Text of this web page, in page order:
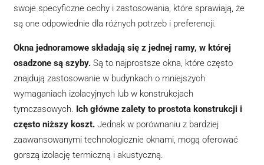
swoje specyficzne cechy i zastosowania, które sprawiają, że
są one odpowiednie dla różnych potrzeb i preferencji.
Okna jednoramowe składają się z jednej ramy, w której
osadzone są szyby. Są to najprostsze okna, które często
znajdują zastosowanie w budynkach o mniejszych
wymaganiach izolacyjnych lub w konstrukcjach
tymczasowych. Ich główne zalety to prostota konstrukcji i
często niższy koszt. Jednak w porównaniu z bardziej
zaawansowanymi technologicznie oknami, mogą oferować
gorszą izolację termiczną i akustyczną.